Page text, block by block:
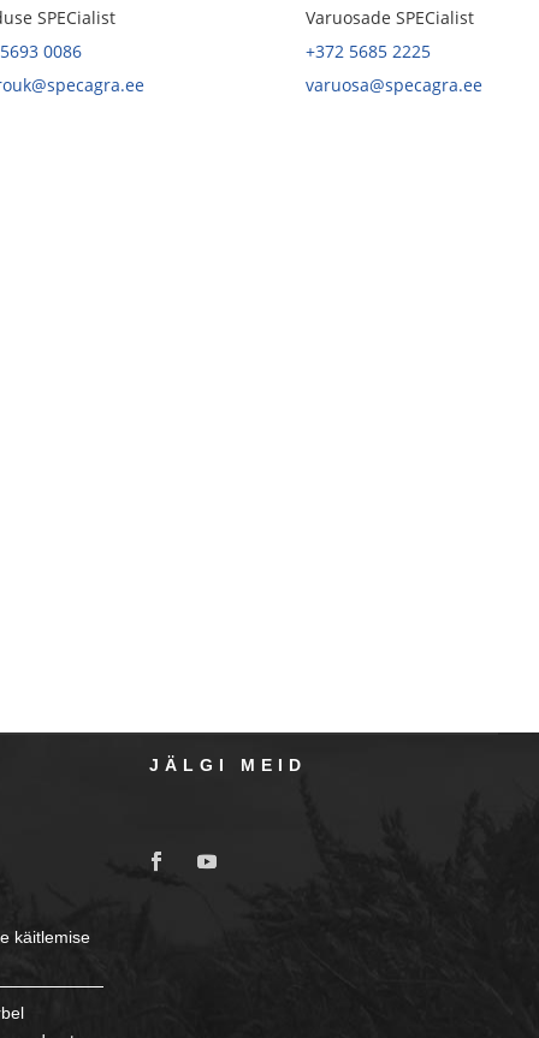
SPECialist
0086
Varuosade SPECialist
+372 5685 2225
varuosa@specagra.ee
käitlemise
JÄLGI MEID